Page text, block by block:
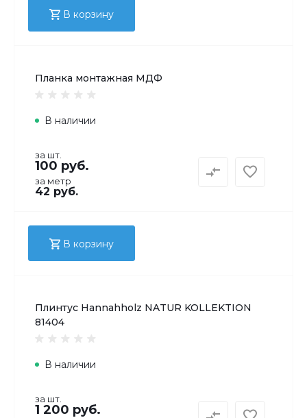
В корзину
Планка монтажная МДФ
В наличии
за шт.
100 руб.
за метр
42 руб.
В корзину
Плинтус Hannahholz NATUR KOLLEKTION
81404
В наличии
за шт.
1 200 руб.